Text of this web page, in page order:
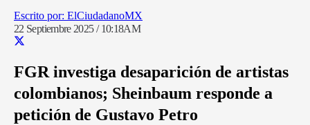
ElCiudadanoMX
22 Septiembre 2025 / 10:18AM
FGR investiga desaparición de artistas
colombianos; Sheinbaum responde a
petición de Gustavo Petro